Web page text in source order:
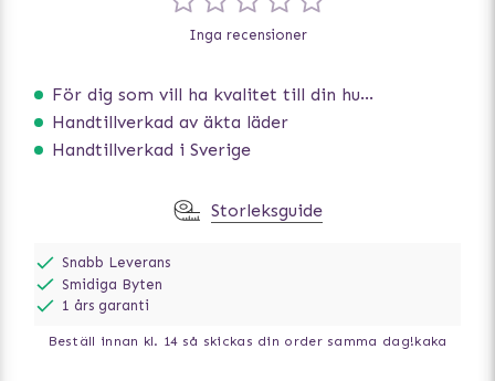
För dig som vill ha kvalitet till din hund!
Handtillverkad av äkta läder
Handtillverkad i Sverige
Inga recensioner
Storleksguide
Snabb Leverans
Smidiga Byten
1 års garanti
Beställ innan kl. 14 så skickas din order samma dag!kaka